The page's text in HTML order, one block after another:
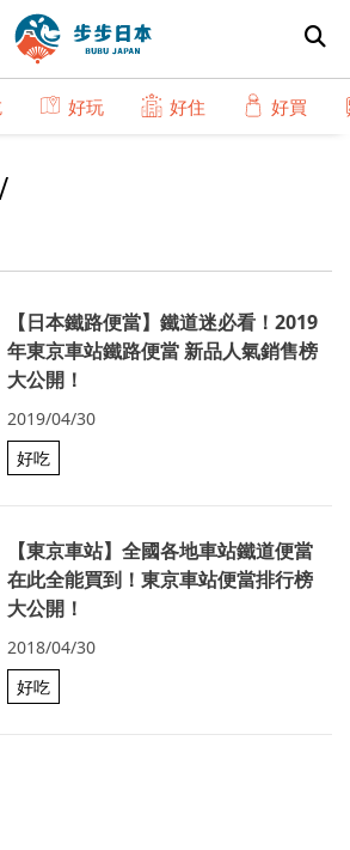
好玩 好住 好買
【日本鐵路便當】鐵道迷必看！2019
年東京車站鐵路便當 新品人氣銷售榜
大公開！
2019/04/30
好吃
【東京車站】全國各地車站鐵道便當
在此全能買到！東京車站便當排行榜
大公開！
2018/04/30
好吃